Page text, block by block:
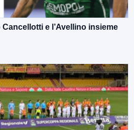
e l’Avellino insieme